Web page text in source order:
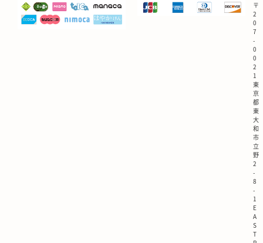
〒
2
0
7
-
0
0
2
1
東
京
都
東
大
和
市
立
野
2
-
8
-
1
E
A
S
T